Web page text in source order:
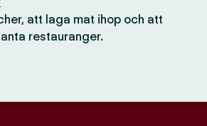
att laga mat ihop och att
restauranger.